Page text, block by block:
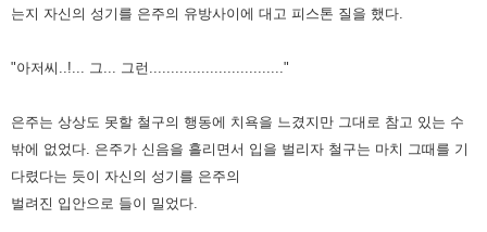
는지 자신의 성기를 은주의 유방사이에 대고 피스톤 질을 했다.
"아저씨..!... 그... 그런..............................."
은주는 상상도 못할 철구의 행동에 치욕을 느겼지만 그대로 참고 있는 수
밖에 없었다. 은주가 신음을 흘리면서 입을 벌리자 철구는 마치 그때를 기
다렸다는 듯이 자신의 성기를 은주의
벌려진 입안으로 들이 밀었다.